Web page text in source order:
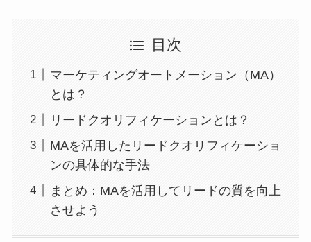
目次
マーケティングオートメーション（MA）
とは？
リードクオリフィケーションとは？
MAを活用したリードクオリフィケーショ
ンの具体的な手法
まとめ：MAを活用してリードの質を向上
させよう